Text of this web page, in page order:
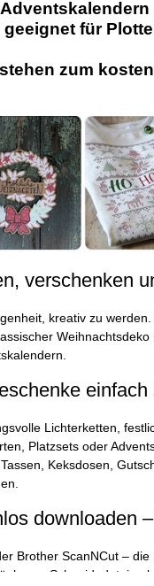
für
zum
verschenken
kreativ zu
Lichterketten,
Platzsets oder
Keksdosen,
downloaden
Brother ScanNCut –
Schneidedateien